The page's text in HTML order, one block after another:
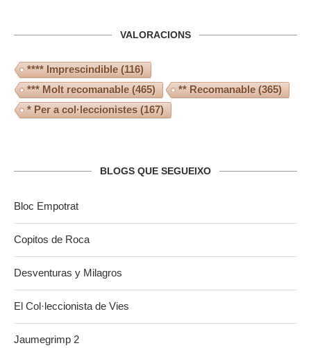
VALORACIONS
**** Imprescindible(116)
*** Molt recomanable(465) ** Recomanable(365)
* Per a col·leccionistes (167)
BLOGS QUE SEGUEIXO
Bloc Empotrat
Copitos de Roca
Desventuras y Milagros
El Col·leccionista de Vies
Jaumegrimp 2